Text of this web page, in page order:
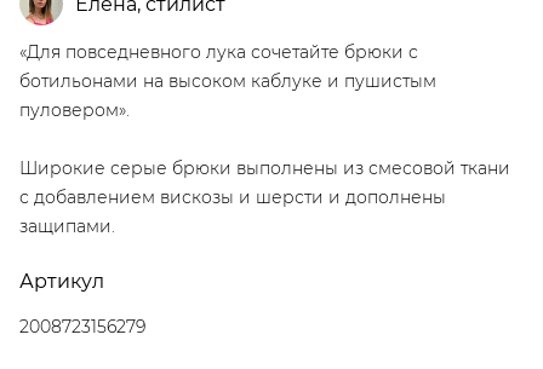
«Для повседневного лука сочетайте брюки с
ботильонами на высоком каблуке и пушистым
пуловером».
Широкие серые брюки выполнены из смесовой ткани
с добавлением вискозы и шерсти и дополнены
защипами.
Артикул
2008723156279